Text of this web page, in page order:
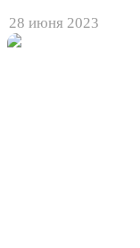
28 июня 2023